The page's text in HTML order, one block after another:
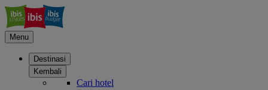
Menu
Destinasi
Kembali
Cari hotel